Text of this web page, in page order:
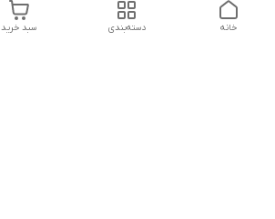
سبد خرید دسته‌بندی خانه